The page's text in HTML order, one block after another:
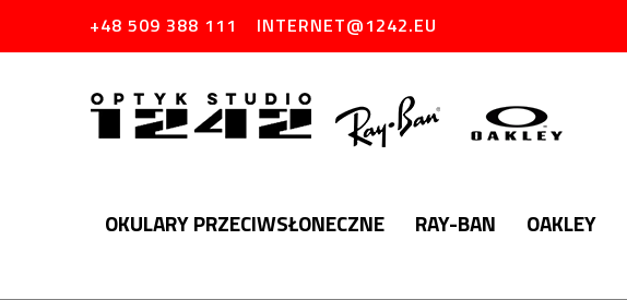
+48 509 388 111 INTERNET@1242.EU
OKULARY PRZECIWSŁONECZNE RAY-BAN OAKLEY